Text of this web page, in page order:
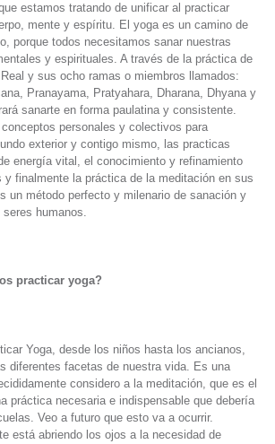
estamos tratando de unificar al practicar
mente y espíritu. El yoga es un camino de
porque todos necesitamos sanar nuestras
y espirituales. A través de la práctica de
y sus ocho ramas o miembros llamados:
Pranayama, Pratyahara, Dharana, Dhyana y
sanarte en forma paulatina y consistente.
personales y colectivos para
exterior y contigo mismo, las practicas
energía vital, el conocimiento y refinamiento
finalmente la práctica de la meditación en sus
un método perfecto y milenario de sanación y
humanos.
practicar yoga?
Yoga, desde los niños hasta los ancianos,
diferentes facetas de nuestra vida. Es una
considero a la meditación, que es el
práctica necesaria e indispensable que debería
Veo a futuro que esto va a ocurrir.
está abriendo los ojos a la necesidad de